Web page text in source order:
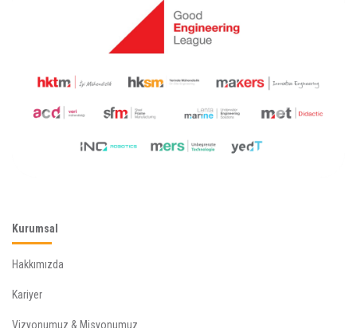
Kurumsal
Hakkımızda
Kariyer
Vizyonumuz & Misyonumuz